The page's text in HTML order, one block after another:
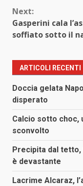
Next:
Gasperini cala
soffiato sotto il
ARTICOLI RECENTI
Doccia gelata
disperato
Calcio sotto choc,
sconvolto
Precipita dal
è devastante
Lacrime Alcaraz,